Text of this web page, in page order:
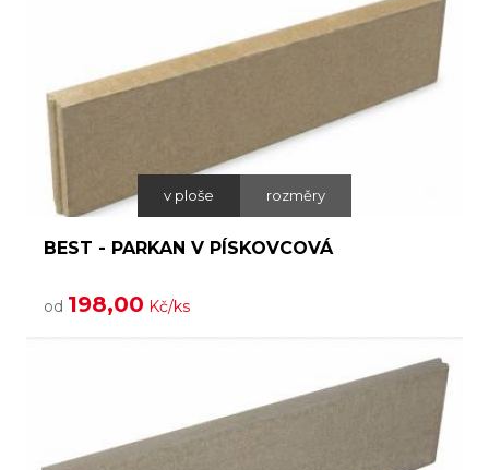
v ploše rozměry
BEST - PARKAN V PÍSKOVCOVÁ
od 198,00 Kč/ks